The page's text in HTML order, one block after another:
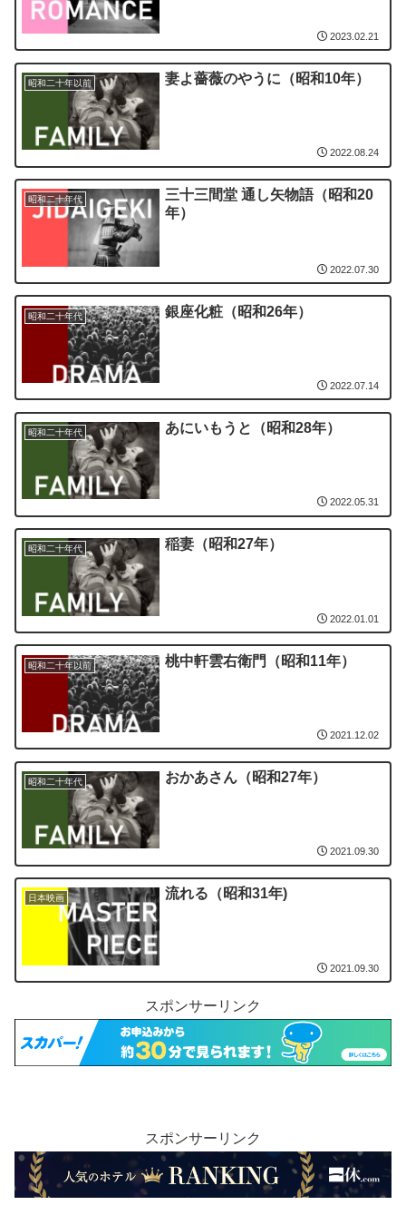
2023.02.21
昭和二十年以前 妻よ薔薇のやうに（昭和10年）
2022.08.24
昭和二十年代
三十三間堂 通し矢物語（昭和20
年）
2022.07.30
昭和二十年代 銀座化粧（昭和26年）
2022.07.14
昭和二十年代 あにいもうと（昭和28年）
2022.05.31
昭和二十年代 稲妻（昭和27年）
2022.01.01
昭和二十年以前 桃中軒雲右衛門（昭和11年）
2021.12.02
昭和二十年代 おかあさん（昭和27年）
2021.09.30
日本映画 流れる（昭和31年)
2021.09.30
スポンサーリンク
スポンサーリンク